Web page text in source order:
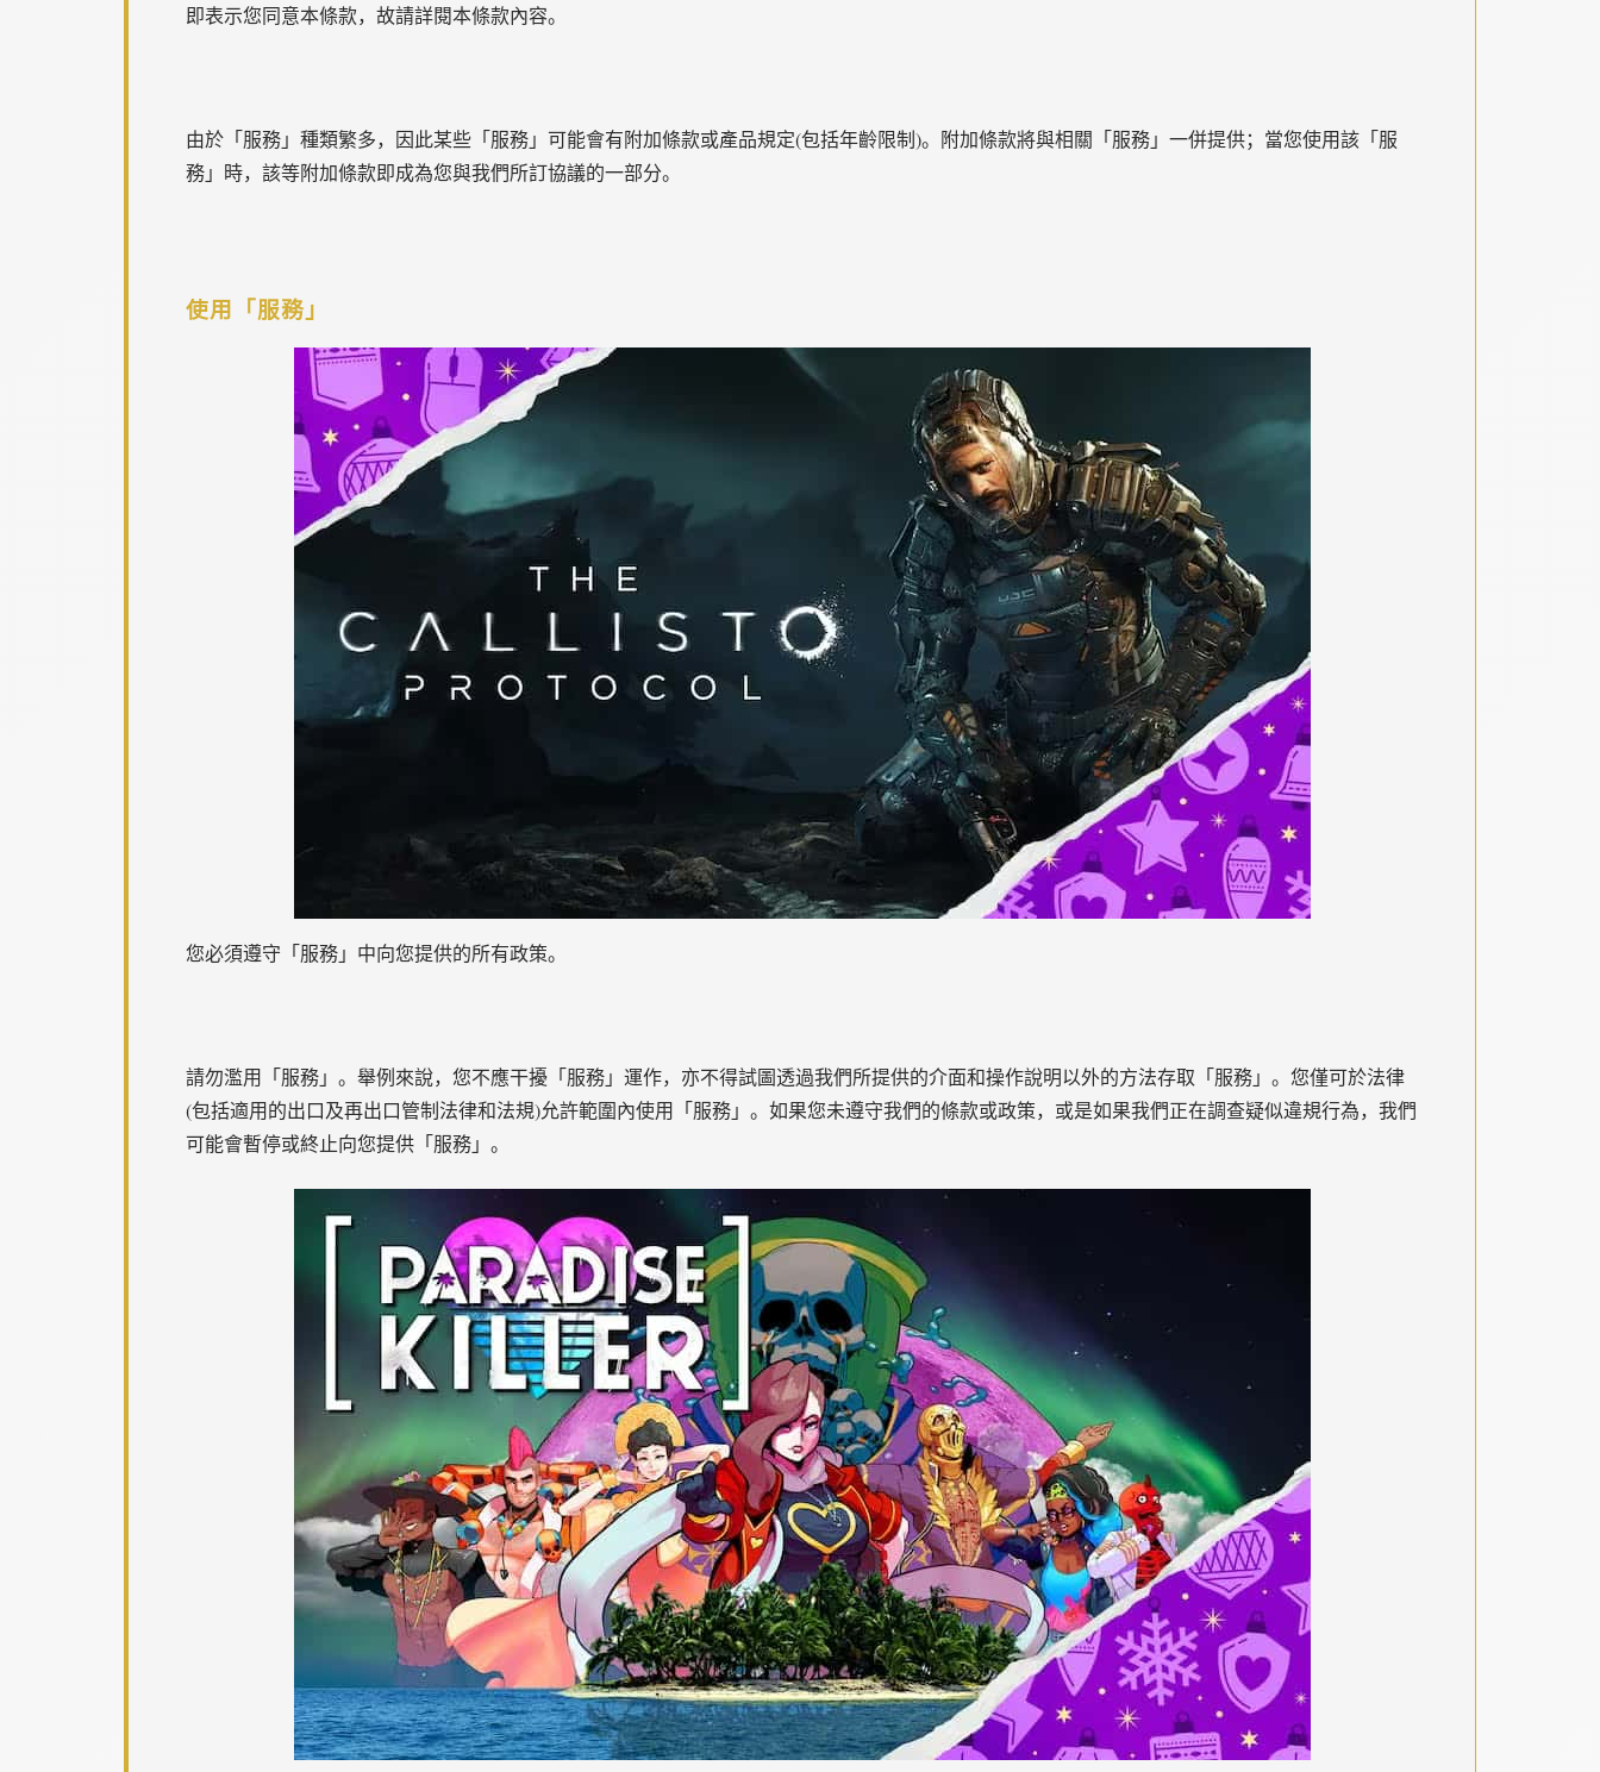
即表示您同意本條款，故請詳閱本條款內容。
由於「服務」種類繁多，因此某些「服務」可能會有附加條款或產品規定(包括年齡限制)。附加條款將與相關「服務」一併提供；當您使用該「服
務」時，該等附加條款即成為您與我們所訂協議的一部分。
使用「服務」
您必須遵守「服務」中向您提供的所有政策。
請勿濫用「服務」。舉例來說，您不應干擾「服務」運作，亦不得試圖透過我們所提供的介面和操作說明以外的方法存取「服務」。您僅可於法律
(包括適用的出口及再出口管制法律和法規)允許範圍內使用「服務」。如果您未遵守我們的條款或政策，或是如果我們正在調查疑似違規行為，我們
可能會暫停或終止向您提供「服務」。